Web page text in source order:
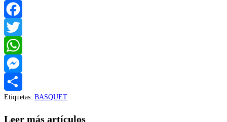
Facebook
Twitter
WhatsApp
Messenger
Compartir
Etiquetas: BASQUET
Leer más artículos